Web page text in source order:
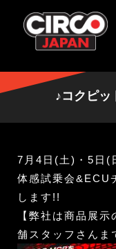
♪コクピッ
7月4日(土)・5日(
体感試乗会&ECU
します!!
【弊社は商品展
舗スタッフさんま